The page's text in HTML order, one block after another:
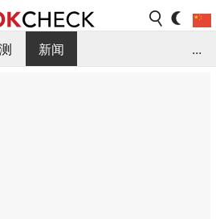
新闻
...